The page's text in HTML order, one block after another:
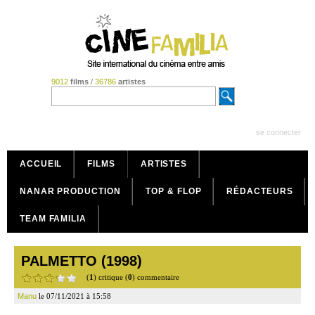
9012 films/ 36786 artistes
se connecter
ACCUEIL FILMS ARTISTES
NANAR PRODUCTION TOP & FLOP RÉDACTEURS
TEAM FAMILIA
PALMETTO (1998)
(1) critique (0) commentaire
Manu le 07/11/2021 à 15:58